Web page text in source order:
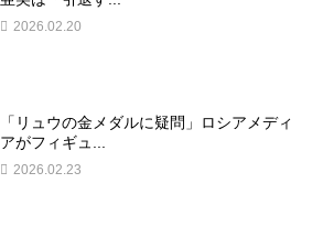
2026.02.20
「リュウの金メダルに疑問」ロシアメディ
アがフィギュ...
2026.02.23